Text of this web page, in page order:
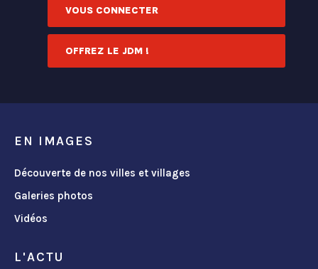
VOUS CONNECTER
OFFREZ LE JDM !
EN IMAGES
Découverte de nos villes et villages
Galeries photos
Vidéos
L'ACTU